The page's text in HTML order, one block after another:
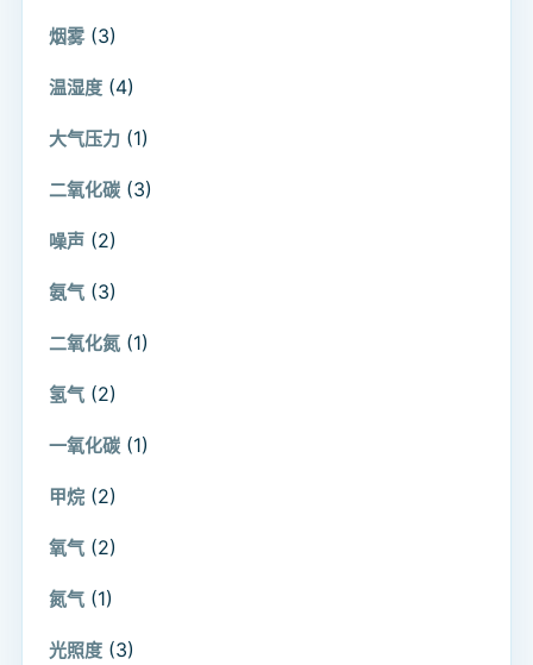
烟雾 (3)
温湿度 (4)
大气压力 (1)
二氧化碳 (3)
噪声 (2)
氨气 (3)
二氧化氮 (1)
氢气 (2)
一氧化碳 (1)
甲烷 (2)
氧气 (2)
氮气 (1)
光照度 (3)